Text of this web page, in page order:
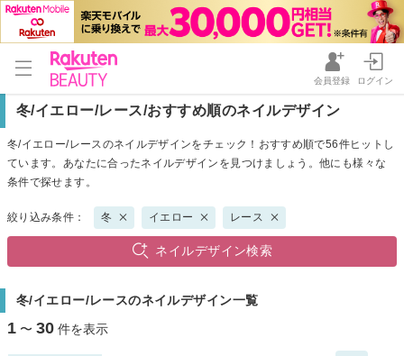
会員登録 ログイン
冬/イエロー/レース/おすすめ順のネイルデザイン
冬/イエロー/レースのネイルデザインをチェック！おすすめ順で56件ヒットし
ています。あなたに合ったネイルデザインを見つけましょう。他にも様々な
条件で探せます。
絞り込み条件： 冬 イエロー レース
ネイルデザイン検索
冬/イエロー/レースのネイルデザイン一覧
1 〜 30 件を表示